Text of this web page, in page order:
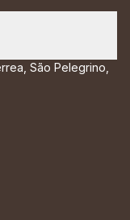
São Pelegrino,